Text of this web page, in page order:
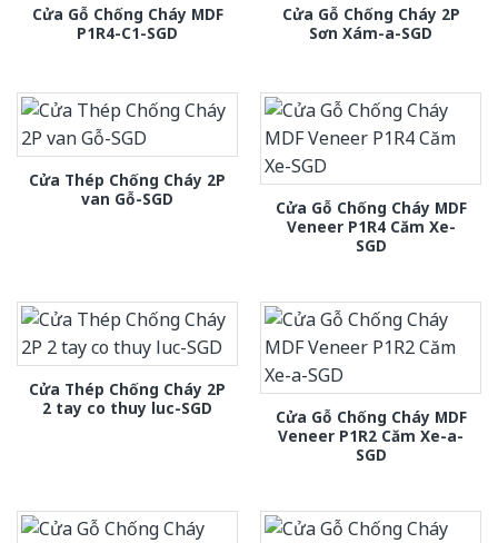
Cửa Gỗ Chống Cháy MDF
P1R4-C1-SGD
Cửa Gỗ Chống Cháy 2P
Sơn Xám-a-SGD
Cửa Thép Chống Cháy 2P
van Gỗ-SGD
Cửa Gỗ Chống Cháy MDF
Veneer P1R4 Căm Xe-
SGD
Cửa Thép Chống Cháy 2P
2 tay co thuy luc-SGD
Cửa Gỗ Chống Cháy MDF
Veneer P1R2 Căm Xe-a-
SGD